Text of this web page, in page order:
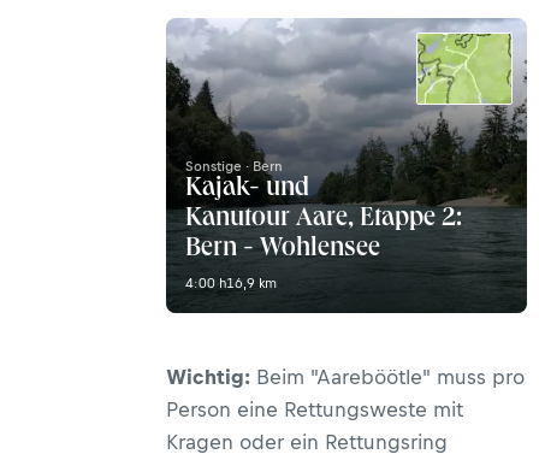
Sonstige · Bern
Kajak- und
Kanutour Aare, Etappe 2:
Bern - Wohlensee
4:00 h16,9 km
Wichtig: Beim "Aareböötle" muss pro
Person eine Rettungsweste mit
Kragen oder ein Rettungsring